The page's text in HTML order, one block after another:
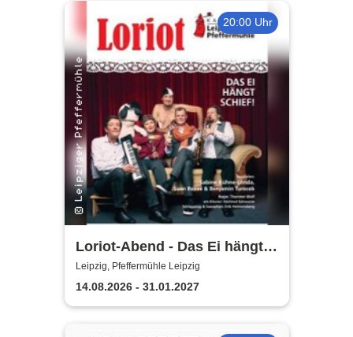
20:00 Uhr
Loriot-Abend - Das Ei hängt
schief | Kabarett Leipziger
Pfeffermühle
Leipzig, Pfeffermühle Leipzig
14.08.2026 - 31.01.2027